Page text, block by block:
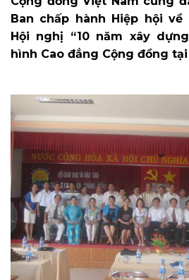
Ban chấp hành Hiệp hội
Hội nghị “10 năm xây
hình Cao đẳng Cộng đồng tại